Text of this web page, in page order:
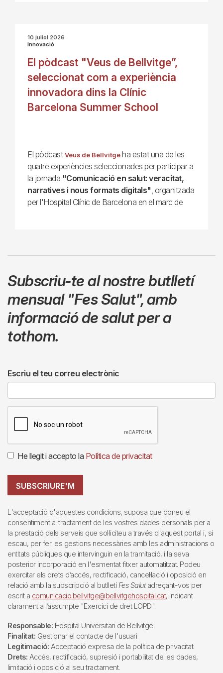
10 juliol 2026
Innovació
El pòdcast "Veus de Bellvitge”,
seleccionat com a experiència
innovadora dins la Clínic
Barcelona Summer School
El pòdcast Veus de Bellvitgeha estat una de les
quatre experiències seleccionades per participar a
la jornada "Comunicació en salut: veracitat,
narratives i nous formats digitals" , organitzada
per l'Hospital Clínic de Barcelona en el marc de
Subscriu-te al nostre butlletí
mensual "Fes Salut",amb
informació de salut per a
tothom.
Escriu el teu correu electrònic
He llegit i accepto la Política de privacitat
SUBSCRIURE'M
L'acceptació d'aquestes condicions, suposa que doneu el
consentiment al tractament de les vostres dades personals per a
la prestació dels serveis que sol·liciteu a través d'aquest portal i, si
escau, per fer les gestions necessàries amb les administracions o
entitats públiques que intervinguin en la tramitació, i la seva
posterior incorporació en l'esmentat fitxer automatitzat. Podeu
exercitar els drets d’accés, rectificació, cancel·lació i oposició en
relació amb la subscripció al butlletí Fes Salutadreçant-vos per
escrit a comunicacio.bellvitge@bellvitgehospital.cat, indicant
clarament a l’assumpte "Exercici de dret LOPD".
Responsable: Hospital Universitari de Bellvitge.
Finalitat: Gestionar el contacte de l'usuari
Legitimació: Acceptació expresa de la política de privacitat.
Drets: Accés, rectificació, supresió i portabilitat de les dades,
limitació i oposició al seu tractament.